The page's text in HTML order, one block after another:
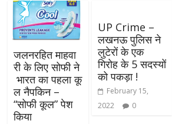
जलनरहित माहवा
री के लिए सोफी ने
भारत का पहला कू
ल नैपकिन –
“सोफी कूल” पेश
किया
UP Crime –
लखनऊ पुलिस ने
लुटेरों के एक
गिरोह के 5 सदस्यों
को पकड़ा !
February 15,
2022
0